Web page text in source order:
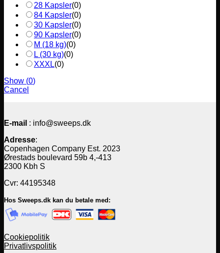
28 Kapsler(0)
84 Kapsler(0)
30 Kapsler(0)
90 Kapsler(0)
M (18 kg)(0)
L (30 kg)(0)
XXXL(0)
Show (0)
Cancel
E-mail : info@sweeps.dk
Adresse:
Copenhagen Company Est. 2023
Ørestads boulevard 59b 4,-413
2300 Kbh S
Cvr: 44195348
Hos Sweeps.dk kan du betale med:
Cookiepolitik
Privatlivspolitik